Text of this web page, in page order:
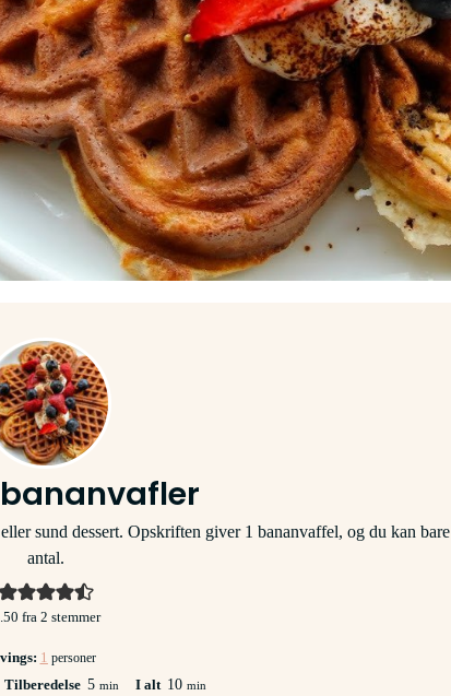
sund dessert. Opskriften giver 1 bananvaffel, og du kan
antal.
fra 2 stemmer
1 personer
Tilberedelse 5minutter
min I alt 10minutter
min